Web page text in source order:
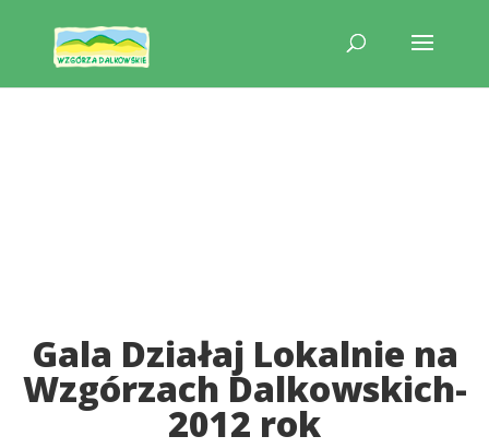
Gala Działaj Lokalnie na
Wzgórzach Dalkowskich-
2012 rok